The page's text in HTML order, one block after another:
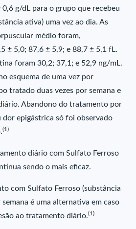
0,6 g/dL para o grupo que recebeu
ativa) uma vez ao dia. As
médio foram,
± 5,0; 87,6 ± 5,9; e 88,7 ± 5,1 fL.
foram 30,2; 37,1; e 52,9 ng/mL.
esquema de uma vez por
tratado duas vezes por semana e
Abandono do tratamento por
dor epigástrica só foi observado
(1)
diário com Sulfato Ferroso
sendo o mais eficaz.
com Sulfato Ferroso (substância
é uma alternativa em caso
ao tratamento diário.(1)